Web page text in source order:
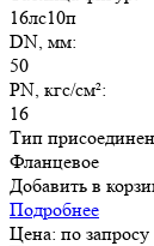
16лс10п
DN, мм:
50
PN, кгс/см²:
16
Тип
Фланцевое
Добавить в
Подробнее
Цена: по запросу